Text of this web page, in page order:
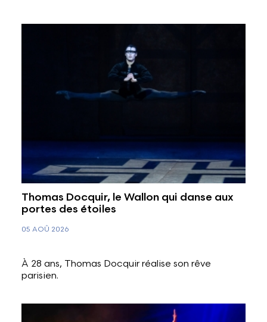
Thomas Docquir, le Wallon qui danse aux
portes des étoiles
05 AOÛ 2026
À 28 ans, Thomas Docquir réalise son rêve
parisien.